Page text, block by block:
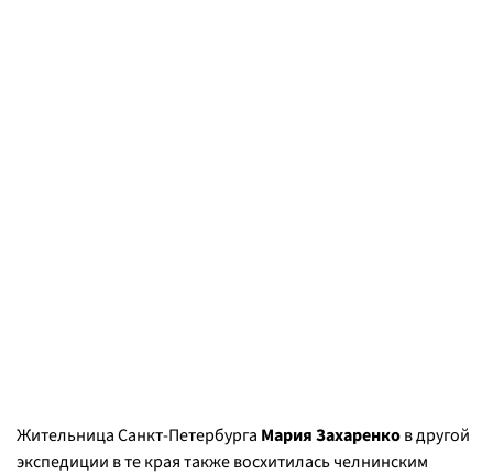
Жительница Санкт-Петербурга Мария Захаренков другой
экспедиции в те края также восхитилась челнинским